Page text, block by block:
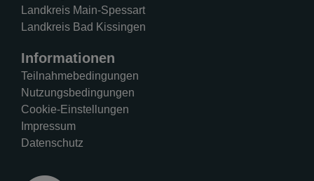
Landkreis Main-Spessart
Landkreis Bad Kissingen
Informationen
Teilnahmebedingungen
Nutzungsbedingungen
Cookie-Einstellungen
Impressum
Datenschutz